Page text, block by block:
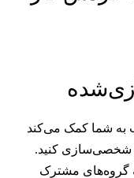
کمک می‌کند
کنید.
مشترک